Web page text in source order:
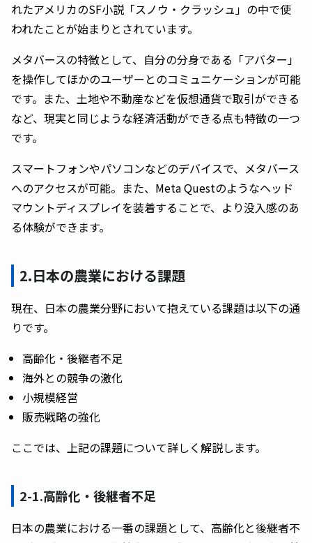
れたアメリカのSF小説「スノウ・クラッシュ」の中で使
われたことが始まりとされています。
メタバースの特徴として、自分の分身である「アバター」
を操作してほかのユーザーとのコミュニケーションが可能
です。また、土地や不動産などを仮想通貨で取引ができる
など、現実と同じような経済活動ができる点も特徴の一つ
です。
スマートフォンやパソコンなどのデバイスで、メタバース
へのアクセスが可能。また、Meta Questのようなヘッド
マウントディスプレイを装着することで、より没入感のあ
る体験ができます。
2.日本の農業における課題
現在、日本の農業分野において抱えている課題は以下の通
りです。
高齢化・後継者不足
海外との競争の激化
小規模経営
販売戦略の強化
ここでは、上記の課題について詳しく解説します。
2-1.高齢化・後継者不足
日本の農業における一番の課題として、高齢化と後継者不